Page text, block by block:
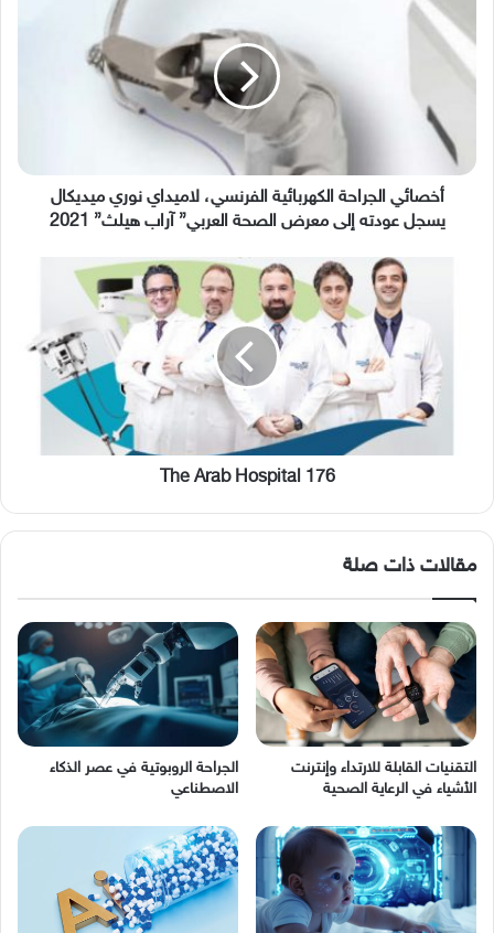
الجراحة
الكهربائية
الفرنسي،
لاميداي
ميديكال
يسجل
عودته
معرض
أخصائي الجراحة الكهربائية الفرنسي، لاميداي نوري ميديكال
يسجل عودته إلى معرض الصحة العربي” آراب هيلث” 2021
The Arab Hospital 176
مقالات ذات صلة
التقنيات القابلة للارتداء وإنترنت
الأشياء في الرعاية الصحية
الجراحة الروبوتية في عصر الذكاء
الاصطناعي